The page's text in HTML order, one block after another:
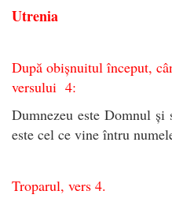
Utrenia
După obișnuitul început,
versului 4:
Dumnezeu este Domnul și
este cel ce vine întru
Troparul, vers 4.